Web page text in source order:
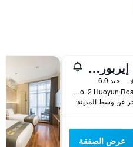
كابيتال إيربورت إنترناشونال هوتل
جيد 6.0
No. 2 Huoyun Road, Capital, بكين, الصين
عرض الصفقة